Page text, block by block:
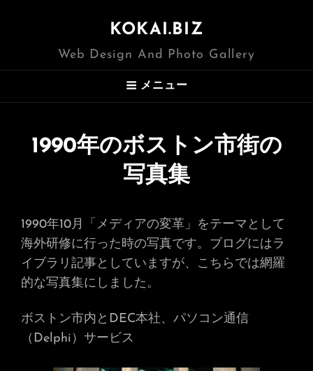
KOKAI.BIZ
Web Design And Photo Gallery
メニュー
1990年のボストン市街の
写真集
1990年10月「メディアの変革」をテーマとして
海外研修に行った時の写真です。ブログにはラ
イブラリ記事としていますが、こちらでは網羅
的な写真集にしました。
ボストン市内とDEC本社、パソコン通信
（Delphi）サービス